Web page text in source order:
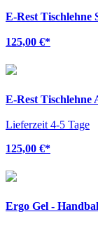
E-Rest Tischlehne
125,00 €*
E-Rest Tischlehne
Lieferzeit 4-5 Tage
125,00 €*
Ergo Gel -